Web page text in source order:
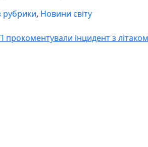
рубрики, Новини світу
прокоментували інцидент з літаком